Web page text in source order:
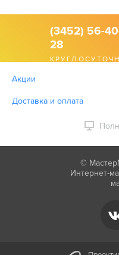
(3452) 56-
28
Акции
Доставка и оплата
©
Интернет-